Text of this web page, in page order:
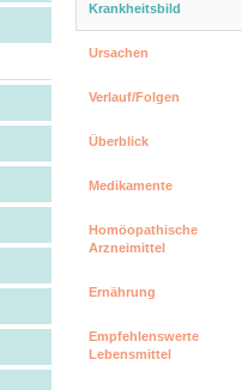
Krankheitsbild
Ursachen
Verlauf/Folgen
Überblick
Medikamente
Homöopathische
Arzneimittel
Ernährung
Empfehlenswerte
Lebensmittel